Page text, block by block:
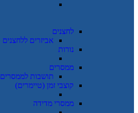
לחצנים
אביזרים ללחצנים
נורות
ממסרים
תושבות לממסרים
קוצבי זמן (טיימרים)
ממסרי מדידה